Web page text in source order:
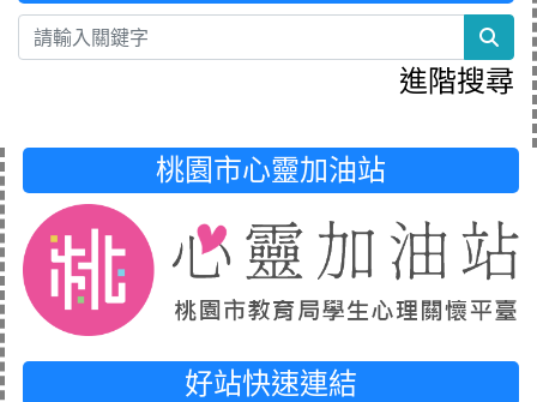
進階搜尋
桃園市心靈加油站
好站快速連結